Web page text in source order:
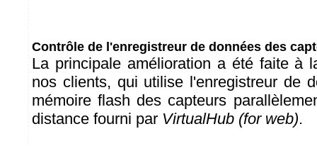
Contrôle de l'enregistreur de données des
La principale amélioration a été faite à
nos clients, qui utilise l'enregistreur de
mémoire flash des capteurs
distance fourni par VirtualHub (for web).